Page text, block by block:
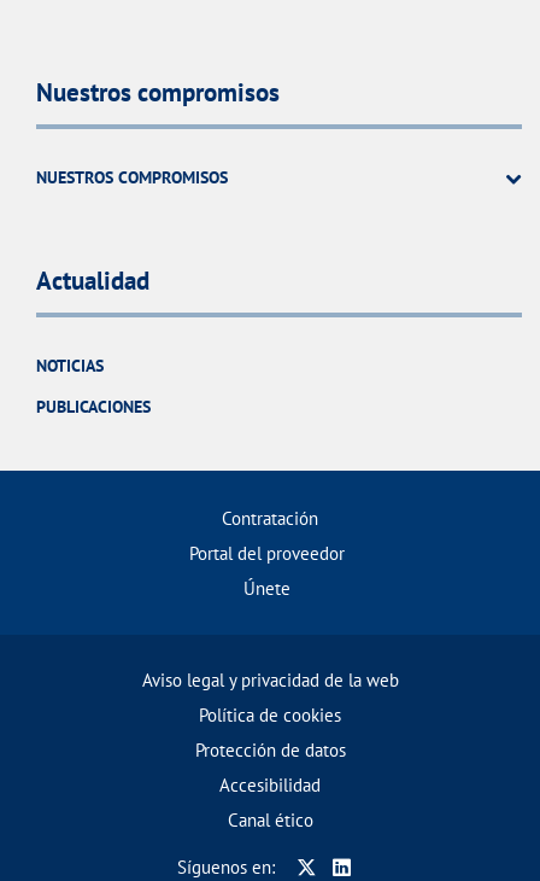
Nuestros compromisos
NUESTROS COMPROMISOS
Actualidad
NOTICIAS
PUBLICACIONES
Contratación
Portal del proveedor
Únete
Aviso legal y privacidad de la web
Política de cookies
Protección de datos
Accesibilidad
Canal ético
Síguenos en: